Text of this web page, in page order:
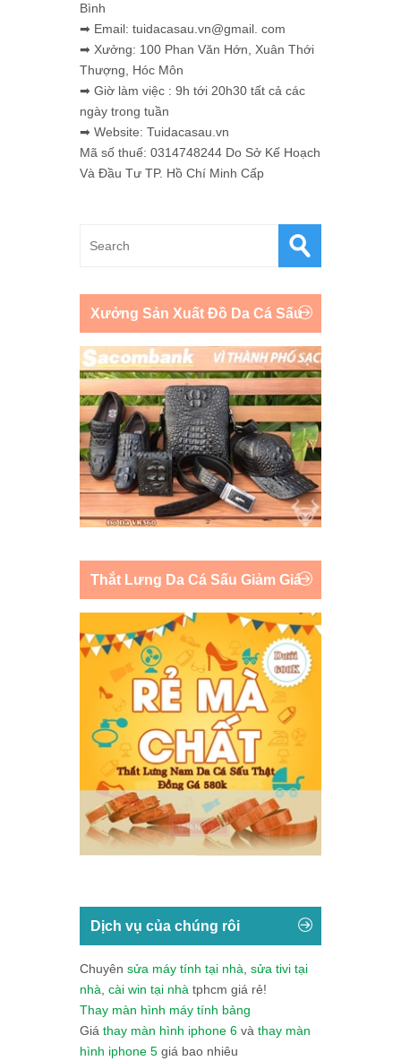
Bình
➡ Email: tuidacasau.vn@gmail. com
➡ Xưởng: 100 Phan Văn Hớn, Xuân Thới
Thượng, Hóc Môn
➡ Giờ làm việc : 9h tới 20h30 tất cả các
ngày trong tuần
➡ Website: Tuidacasau.vn
Mã số thuế: 0314748244 Do Sở Kế Hoạch
Và Đầu Tư TP. Hồ Chí Minh Cấp
Xưởng Sản Xuất Đồ Da Cá Sấu
Thắt Lưng Da Cá Sấu Giảm Giá
Dịch vụ của chúng rôi
Chuyên sửa máy tính tại nhà, sửa tivi tại
nhà, cài win tại nhà tphcm giá rẻ!
Thay màn hình máy tính bảng
Giá thay màn hình iphone 6 và thay màn
hình iphone 5 giá bao nhiêu